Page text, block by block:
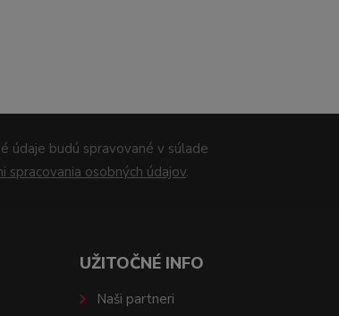
údaje budú spravované v súlade
spracovania osobných údajov.
UŽITOČNÉ INFO
Naši partneri